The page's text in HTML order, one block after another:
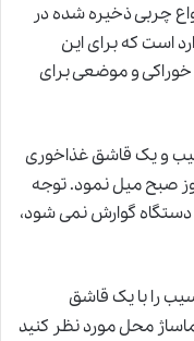
چربی ذخیره شده در
است که برای این
و موضعی برای
و یک قاشق غذاخوری
صبح میل نمود. توجه
دستگاه گوارش نمی شود،
را با یک قاشق
محل مورد نظر کنید